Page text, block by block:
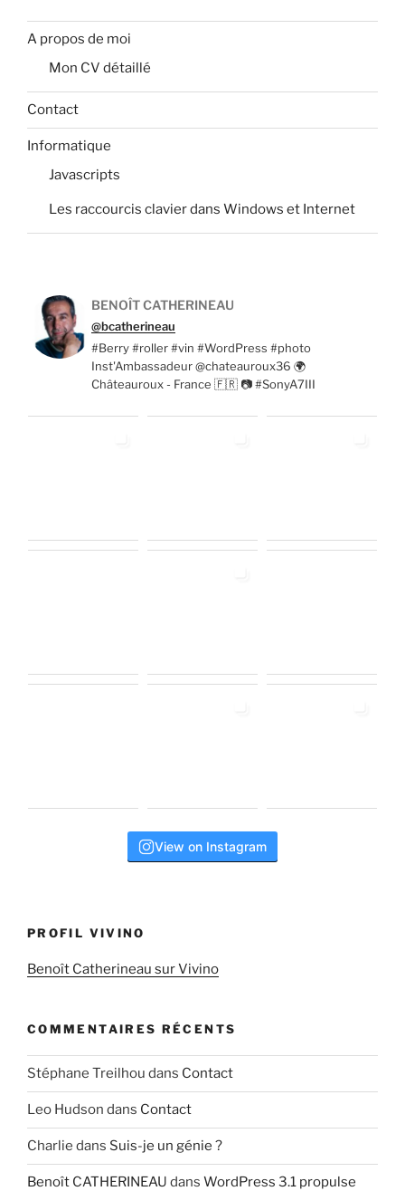
A propos de moi
Mon CV détaillé
Contact
Informatique
Javascripts
Les raccourcis clavier dans Windows et Internet
BENOÎT CATHERINEAU
@bcatherineau
#Berry #roller #vin #WordPress #photo
Inst'Ambassadeur @chateauroux36 🌍
Châteauroux - France 🇫🇷 📷 #SonyA7III
View on Instagram
PROFIL VIVINO
Benoît Catherineau sur Vivino
COMMENTAIRES RÉCENTS
Stéphane Treilhou dans Contact
Leo Hudson dans Contact
Charlie dans Suis-je un génie ?
Benoît CATHERINEAU dans WordPress 3.1 propulse